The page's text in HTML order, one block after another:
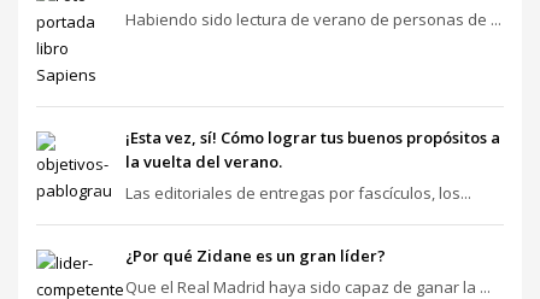
Habiendo sido lectura de verano de personas de ...
¡Esta vez, sí! Cómo lograr tus buenos propósitos a
la vuelta del verano.
Las editoriales de entregas por fascículos, los...
¿Por qué Zidane es un gran líder?
Que el Real Madrid haya sido capaz de ganar la ...